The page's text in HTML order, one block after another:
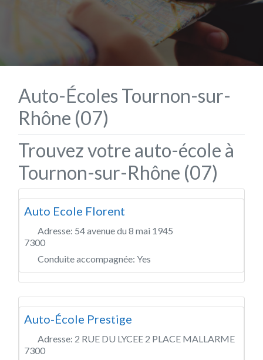
Auto-Écoles Tournon-sur-
Rhône (07)
Trouvez votre auto-école à
Tournon-sur-Rhône (07)
Auto Ecole Florent
Adresse: 54 avenue du 8 mai 1945
7300
Conduite accompagnée: Yes
Auto-École Prestige
Adresse: 2 RUE DU LYCEE 2 PLACE MALLARME
7300